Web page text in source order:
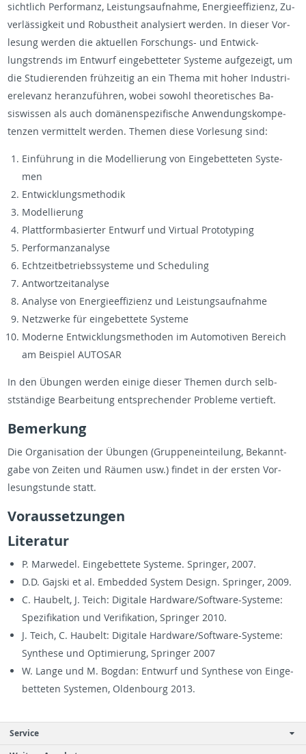
sichtlich Per­for­manz, Leis­tungsauf­nahme, En­ergieef­fizienz, Zu­
verlässigkeit und Ro­bus­theit analysiert wer­den. In dieser Vor­
lesung wer­den die ak­tuellen Forschungs- und En­twick­
lungstrends im En­twurf einge­bet­teter Sys­teme aufgezeigt, um
die Studieren­den frühzeitig an ein Thema mit hoher In­dus­tri­
erel­e­vanz her­anzuführen, wobei sowohl the­o­retis­ches Ba­
siswis­sen als auch domänen­spez­i­fis­che An­wen­dungskom­pe­
ten­zen ver­mit­telt wer­den. The­men diese Vor­lesung sind:
Einführung in die Mod­el­lierung von Einge­bet­teten Sys­te­
men
En­twick­lungsmethodik
Mod­el­lierung
Plat­tform­basierter En­twurf und Vir­tual Pro­to­typ­ing
Per­for­man­z­analyse
Echtzeit­be­trieb­ssys­teme und Sched­ul­ing
Antwortzei­t­analyse
Analyse von En­ergieef­fizienz und Leis­tungsauf­nahme
Net­zw­erke für einge­bet­tete Sys­teme
Mod­erne En­twick­lungsmeth­o­den im Au­to­mo­tiven Bere­ich
am Beispiel AU­TOSAR
In den Übun­gen wer­den einige dieser The­men durch selb­
stständige Bear­beitung entsprechen­der Prob­leme ver­tieft.
Be­merkung
Die Or­gan­i­sa­tion der Übun­gen (Grup­penein­teilung, Bekan­nt­
gabe von Zeiten und Räumen usw.) findet in der er­sten Vor­
lesungstunde statt.
Vo­raus­set­zun­gen
Lit­er­atur
P. Mar­wedel. Einge­bet­tete Sys­teme. Springer, 2007.
D.D. Gajski et al. Em­bed­ded Sys­tem De­sign. Springer, 2009.
C. Haubelt, J. Teich: Dig­i­tale Hard­ware/Soft­ware-Sys­teme:
Spez­i­fika­tion und Ver­i­fika­tion, Springer 2010.
J. Teich, C. Haubelt: Dig­i­tale Hard­ware/Soft­ware-Sys­teme:
Syn­these und Op­ti­mierung, Springer 2007
W. Lange und M. Bog­dan: En­twurf und Syn­these von Einge­
bet­teten Sys­te­men, Old­en­bourg 2013.
Service